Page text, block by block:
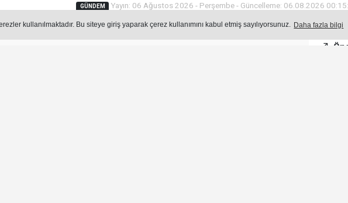
kullanılmaktadır. Bu siteye giriş yaparak çerez kullanımını kabul etmiş sayılıyorsunuz. Daha fazla bilgi
GÜNDEM Yayın: 06 Ağustos 2026 - Perşembe - Güncelleme: 06.08.2026